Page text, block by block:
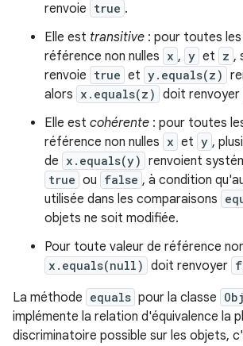
renvoie true .
Elle est transitive : pour toutes
référence non nulles x , y et z ,
renvoie true et y.equals(z)
alors x.equals(z) doit renvoyer
Elle est cohérente : pour toutes
référence non nulles x et y ,
de x.equals(y) renvoient
true ou false , à condition
utilisée dans les comparaisons
objets ne soit modifiée.
Pour toute valeur de référence
x.equals(null) doit renvoyer
La méthode equals pour la classe
implémente la relation d'équivalence la
discriminatoire possible sur les objets,